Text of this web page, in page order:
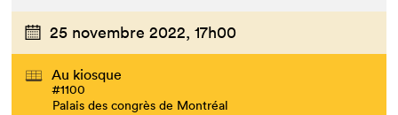
25 novembre 2022, 17h00
Au kiosque
#1100
Palais des congrès de Montréal